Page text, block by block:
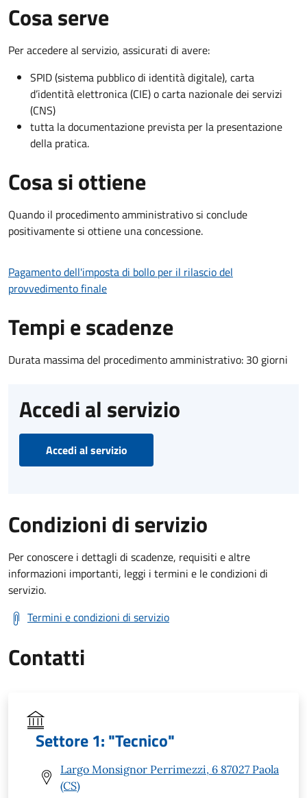
Cosa serve
Per accedere al servizio, assicurati di avere:
SPID (sistema pubblico di identità digitale), carta
d’identità elettronica (CIE) o carta nazionale dei servizi
(CNS)
tutta la documentazione prevista per la presentazione
della pratica.
Cosa si ottiene
Quando il procedimento amministrativo si conclude
positivamente si ottiene una concessione.
Pagamento dell'imposta di bollo per il rilascio del
provvedimento finale
Tempi e scadenze
Durata massima del procedimento amministrativo: 30 giorni
Accedi al servizio
Accedi al servizio
Condizioni di servizio
Per conoscere i dettagli di scadenze, requisiti e altre
informazioni importanti, leggi i termini e le condizioni di
servizio.
Termini e condizioni di servizio
Contatti
Settore 1: "Tecnico"
Largo Monsignor Perrimezzi, 6 87027 Paola
(CS)